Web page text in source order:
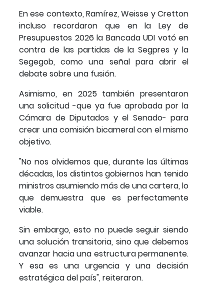
En ese contexto, Ramírez, Weisse y Cretton
incluso recordaron que en la Ley de
Presupuestos 2026 la Bancada UDI votó en
contra de las partidas de la Segpres y la
Segegob, como una señal para abrir el
debate sobre una fusión.
Asimismo, en 2025 también presentaron
una solicitud -que ya fue aprobada por la
Cámara de Diputados y el Senado- para
crear una comisión bicameral con el mismo
objetivo.
"No nos olvidemos que, durante las últimas
décadas, los distintos gobiernos han tenido
ministros asumiendo más de una cartera, lo
que demuestra que es perfectamente
viable.
Sin embargo, esto no puede seguir siendo
una solución transitoria, sino que debemos
avanzar hacia una estructura permanente.
Y esa es una urgencia y una decisión
estratégica del país", reiteraron.